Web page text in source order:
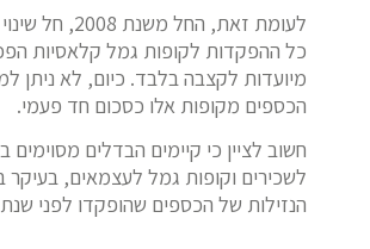
לעומת זאת, החל
כל ההפקדות לקופות גמל קלאסיות
מיועדות לקצבה בלבד. כיום, לא ניתן
הכספים מקופות אלו כסכום חד פעמי.
חשוב לציין כי קיימים הבדלים מסוימים
לשכירים וקופות גמל לעצמאים, בעיקר
הנזילות של הכספים שהופקדו לפני שנת 2008.